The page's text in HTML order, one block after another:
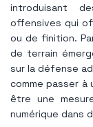
introduisant
offensives qui
ou de finition.
de terrain
sur la défense
comme passer à
être une
numérique dans